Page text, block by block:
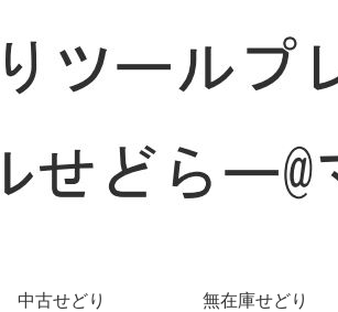
中古せどり 無在庫せどり